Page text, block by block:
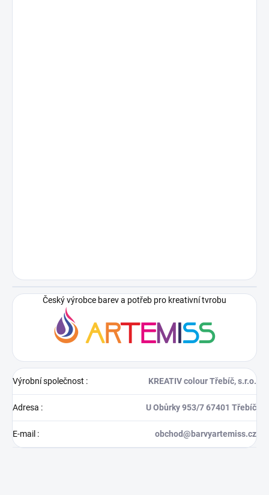
Český výrobce barev a potřeb pro kreativní tvrobu
Výrobní společnost : KREATIV colour Třebíč, s.r.o.
Adresa : U Obůrky 953/7 67401 Třebíč
E-mail : obchod@barvyartemiss.cz